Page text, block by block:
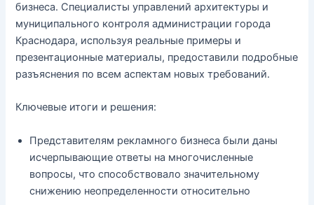
бизнеса. Специалисты управлений архитектуры и
муниципального контроля администрации города
Краснодара, используя реальные примеры и
презентационные материалы, предоставили подробные
разъяснения по всем аспектам новых требований.
Ключевые итоги и решения:
Представителям рекламного бизнеса были даны
исчерпывающие ответы на многочисленные
вопросы, что способствовало значительному
снижению неопределенности относительно